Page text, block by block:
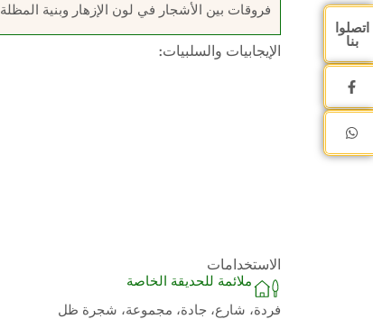
فروقات بين الأشجار في لون الإزهار وبنية المظلة
الإيجابيات والسلبيات:
الاستخدامات
ملائمة للحديقة الخاصة
فردة، شارع، جادة، مجموعة، شجرة ظل
اتصلوا
بنا